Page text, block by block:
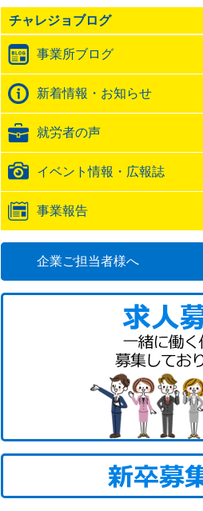
の
ト
ッ
ク
バ
ッ
ク
URL
チャレジョブログ
事業所ブログ
新着情報・お知らせ
就労者の声
イベント情報・広報誌
事業報告
企業ご担当者様へ